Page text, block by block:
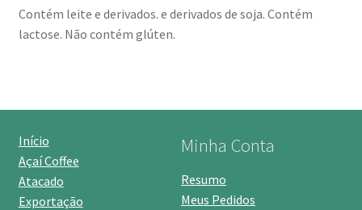
Contém leite e derivados. e derivados de soja. Contém
lactose. Não contém glúten.
Início
Açaí Coffee
Atacado
Exportação
Minha Conta
Resumo
Meus Pedidos